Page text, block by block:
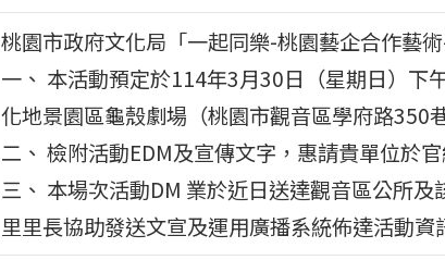
桃園市政府文化局「一起同樂-桃園藝企合作藝
一、 本活動預定於114年3月30日（星期日）下
化地景園區龜殼劇場（桃園市觀音區學府路350
二、 檢附活動EDM及宣傳文字，惠請貴單位於
三、 本場次活動DM 業於近日送達觀音區公所
里里長協助發送文宣及運用廣播系統佈達活動資